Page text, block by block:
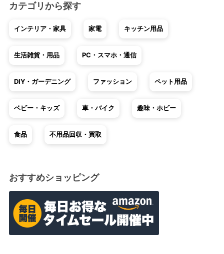
カテゴリから探す
インテリア・家具 家電 キッチン用品
生活雑貨・用品 PC・スマホ・通信
DIY・ガーデニング ファッション ペット用品
ベビー・キッズ 車・バイク 趣味・ホビー
食品 不用品回収・買取
おすすめショッピング